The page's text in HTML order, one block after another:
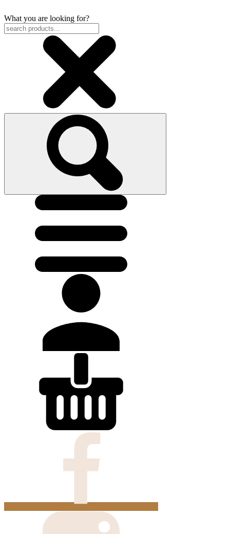
What you are looking for?